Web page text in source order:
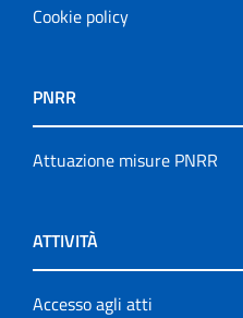
Cookie policy
PNRR
Attuazione misure PNRR
ATTIVITÀ
Accesso agli atti